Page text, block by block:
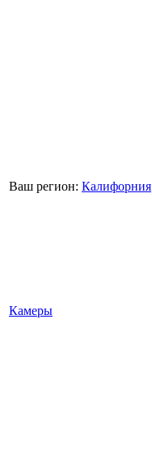
Ваш регион: Калифорния
Камеры